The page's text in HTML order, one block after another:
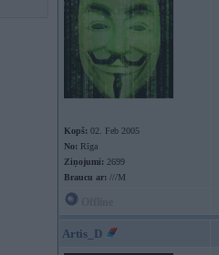
Kopš: 02. Feb 2005
No: Rīga
Ziņojumi: 2699
Braucu ar: ///M
Artis_D